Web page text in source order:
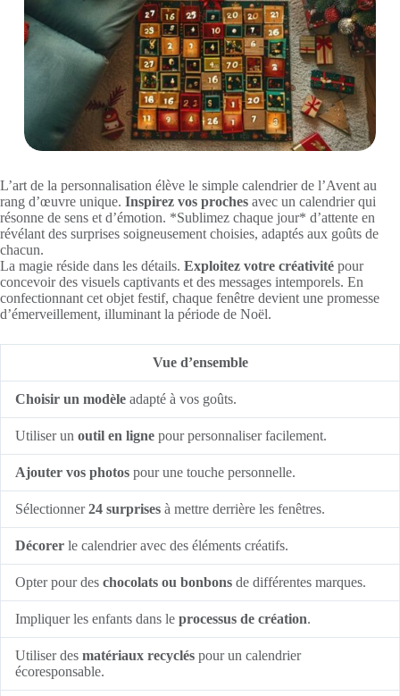
L’art de la personnalisation élève le simple calendrier de l’Avent au
rang d’œuvre unique. Inspirez vos proches avec un calendrier qui
résonne de sens et d’émotion. *Sublimez chaque jour* d’attente en
révélant des surprises soigneusement choisies, adaptés aux goûts de
chacun.
La magie réside dans les détails. Exploitez votre créativité pour
concevoir des visuels captivants et des messages intemporels. En
confectionnant cet objet festif, chaque fenêtre devient une promesse
d’émerveillement, illuminant la période de Noël.
Vue d’ensemble
Choisir un modèle adapté à vos goûts.
Utiliser un outil en ligne pour personnaliser facilement.
Ajouter vos photos pour une touche personnelle.
Sélectionner24 surprises à mettre derrière les fenêtres.
Décorer le calendrier avec des éléments créatifs.
Opter pour des chocolats ou bonbons de différentes marques.
Impliquer les enfants dans le processus de création.
Utiliser des matériaux recyclés pour un calendrier
écoresponsable.